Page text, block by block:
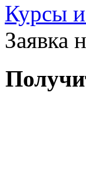
Курсы
Заявка